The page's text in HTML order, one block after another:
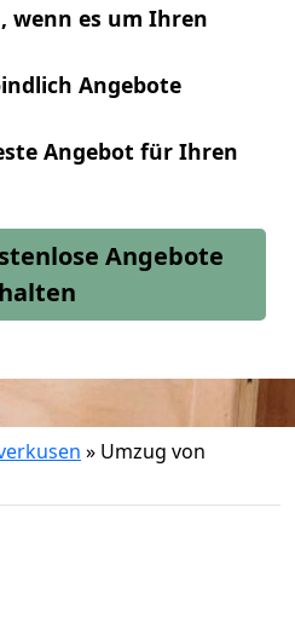
wenn es um Ihren
Angebote
Angebot für Ihren
Angebote
» Umzug von